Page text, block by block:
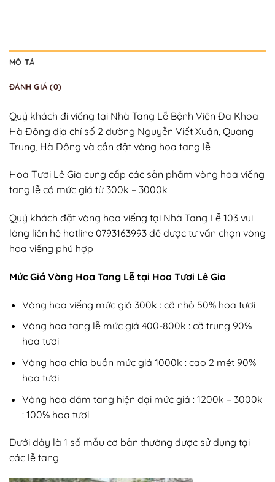
MÔ TẢ
ĐÁNH GIÁ (0)
Quý khách đi viếng tại Nhà Tang Lễ Bệnh Viện Đa Khoa
Hà Đông địa chỉ số 2 đường Nguyễn Viết Xuân, Quang
Trung, Hà Đông và cần đặt vòng hoa tang lễ
Hoa Tươi Lê Gia cung cấp các sản phẩm vòng hoa viếng
tang lễ có mức giá từ 300k – 3000k
Quý khách đặt vòng hoa viếng tại Nhà Tang Lễ 103 vui
lòng liên hệ hotline 0793163993 để được tư vấn chọn vòng
hoa viếng phú hợp
Mức Giá Vòng Hoa Tang Lễ tại Hoa Tươi Lê Gia
Vòng hoa viếng mức giá 300k : cỡ nhỏ 50% hoa tươi
Vòng hoa tang lễ mức giá 400-800k : cỡ trung 90%
hoa tươi
Vòng hoa chia buồn mức giá 1000k : cao 2 mét 90%
hoa tươi
Vòng hoa đám tang hiện đại mức giá : 1200k – 3000k
: 100% hoa tươi
Dưới đây là 1 số mẫu cơ bản thường được sử dụng tại
các lễ tang